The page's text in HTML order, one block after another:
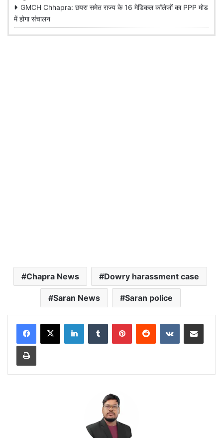
GMCH Chhapra: छपरा समेत राज्य के 16 मेडिकल कॉलेजों का PPP मोड
में होगा संचालन
Chapra News Dowry harassment case
Saran News Saran police
LinkedInTumblr PinterestReddit VKontakteShare via Email
Print